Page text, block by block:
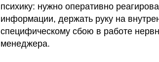
психику: нужно оперативно
информации, держать руку на
специфическому сбою в работе
менеджера.